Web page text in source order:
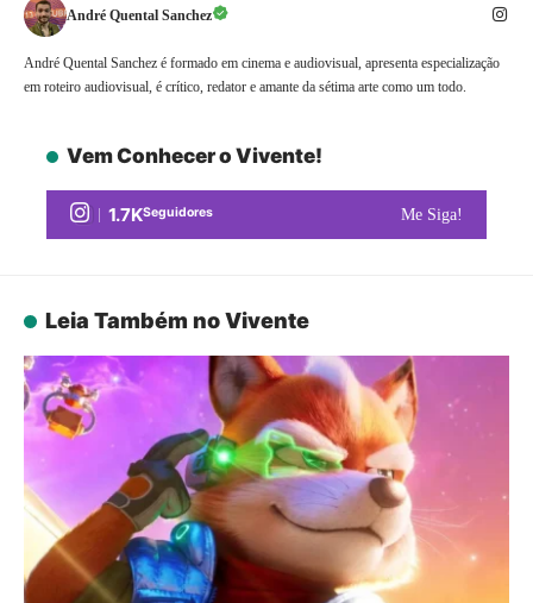
André Quental Sanchez
André Quental Sanchez é formado em cinema e audiovisual, apresenta especialização
em roteiro audiovisual, é crítico, redator e amante da sétima arte como um todo.
Vem Conhecer o Vivente!
1.7KSeguidores Me Siga!
Leia Também no Vivente